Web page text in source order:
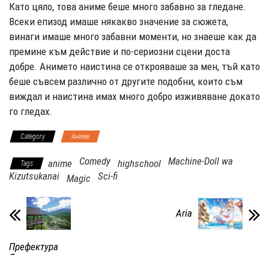
Като цяло, това аниме беше много забавно за гледане.
Всеки епизод имаше някакво значение за сюжета,
винаги имаше много забавни моменти, но знаеше как да
премине към действие и по-сериозни сцени доста
добре. Анимето наистина се открояваше за мен, тъй като
беше съвсем различно от другите подобни, които съм
виждал и наистина имах много добро изживяване докато
го гледах.
Category Аниме
Tags anime Comedy highschool Machine-Doll wa
Kizutsukanai Magic Sci-fi
Префектура
Aria